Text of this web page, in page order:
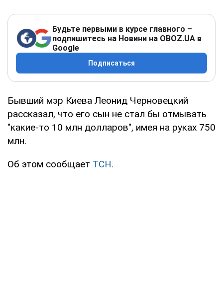
Будьте первыми в курсе главного –
подпишитесь на Новини на OBOZ.UA в
Google
Подписаться
Бывший мэр Киева Леонид Черновецкий
рассказал, что его сын не стал бы отмывать
"какие-то 10 млн долларов", имея на руках 750
млн.
Об этом сообщает ТСН.